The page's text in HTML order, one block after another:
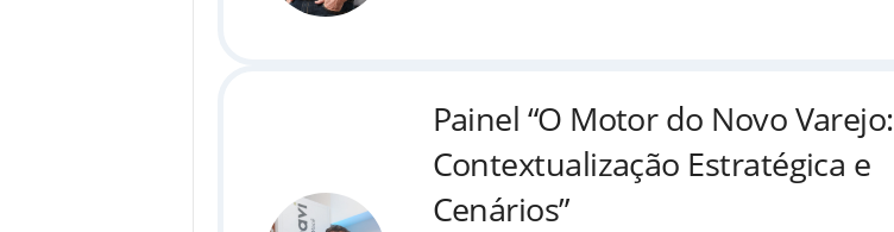
Painel “O Motor do Novo Varejo:
Contextualização Estratégica e
Cenários”